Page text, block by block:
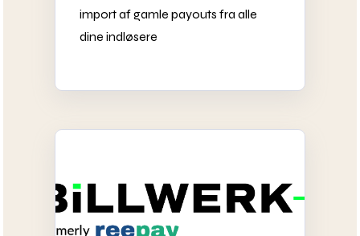
import af gamle payouts fra alle
dine indløsere